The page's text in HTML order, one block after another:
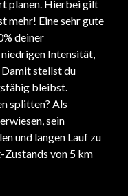
planen. Hierbei gilt
mehr! Eine sehr gute
deiner
Intensität,
stellst du
bleibst.
splitten? Als
sein
und langen Lauf zu
von 5 km